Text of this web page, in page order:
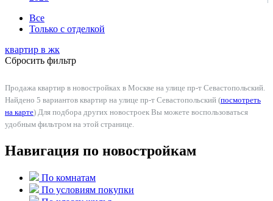
Все
Только с отделкой
квартир в жк
Сбросить фильтр
Продажа квартир в новостройках в Москве на улице пр-т Севастопольский.
Найдено 5 вариантов квартир на улице пр-т Севастопольский (посмотреть
на карте) Для подбора других новостроек Вы можете воспользоваться
удобным фильтром на этой странице.
Навигация по новостройкам
По комнатам
По условиям покупки